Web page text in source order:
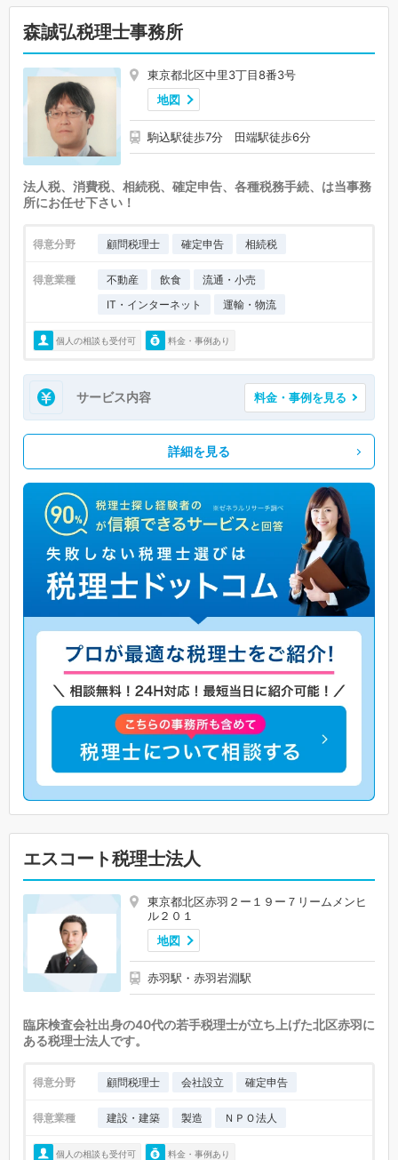
森誠弘税理士事務所
東京都北区中里3丁目8番3号
地図
駒込駅徒歩7分 田端駅徒歩6分
法人税、消費税、相続税、確定申告、各種税務手続、は当事務
所にお任せ下さい！
得意分野 顧問税理士 確定申告 相続税
得意業種 不動産 飲食
流通・小売
IT・インターネット
運輸・物流
個人の相談も受付可 料金・事例あり
サービス内容 料金・事例を見る
詳細を見る
エスコート税理士法人
東京都北区赤羽２ー１９ー７リームメンヒ
ル２０１
地図
赤羽駅・赤羽岩淵駅
臨床検査会社出身の40代の若手税理士が立ち上げた北区赤羽に
ある税理士法人です。
得意分野 顧問税理士 会社設立 確定申告
得意業種 建設・建築 製造 ＮＰＯ法人
個人の相談も受付可 料金・事例あり